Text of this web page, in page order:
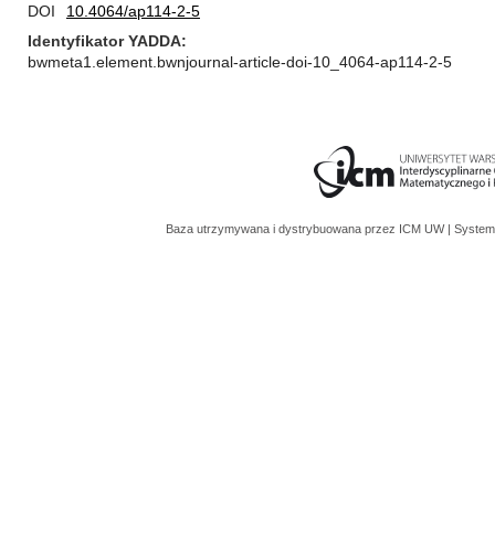
DOI
10.4064/ap114-2-5
Identyfikator YADDA
bwmeta1.element.bwnjournal-article-doi-10_4064-ap114-2-5
Baza utrzymywana i dystrybuowana przez ICM UW |